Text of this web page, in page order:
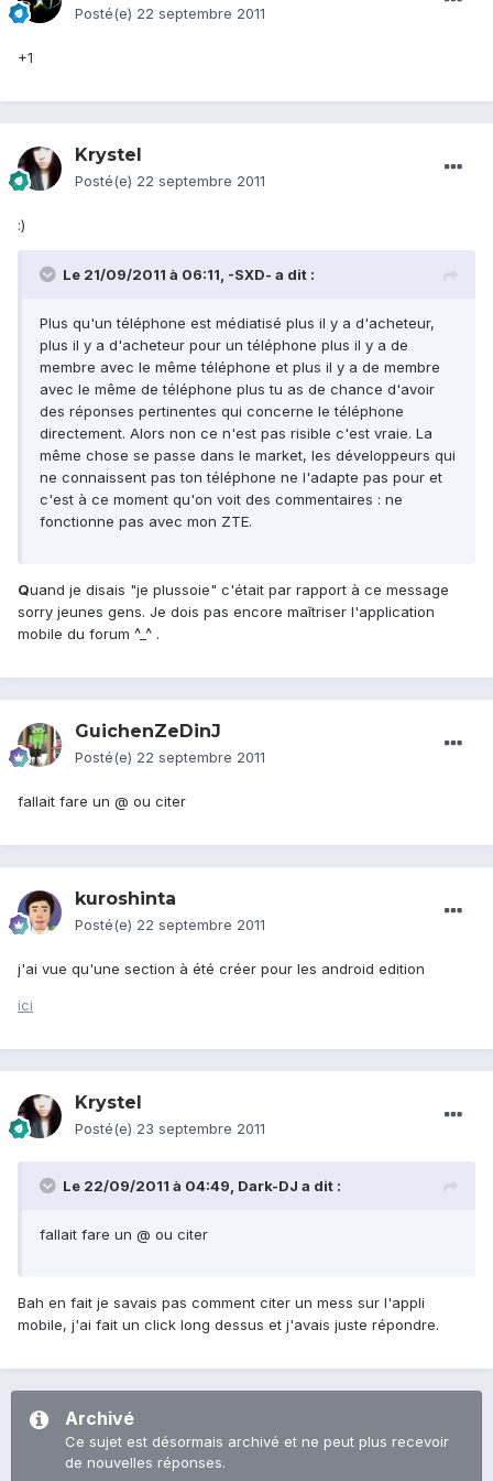
Posté(e) 22 septembre 2011
+1
Krystel
Posté(e) 22 septembre 2011
:)
Le 21/09/2011 à 06:11, -SXD- a dit :
Plus qu'un téléphone est médiatisé plus il y a d'acheteur,
plus il y a d'acheteur pour un téléphone plus il y a de
membre avec le même téléphone et plus il y a de membre
avec le même de téléphone plus tu as de chance d'avoir
des réponses pertinentes qui concerne le téléphone
directement. Alors non ce n'est pas risible c'est vraie. La
même chose se passe dans le market, les développeurs qui
ne connaissent pas ton téléphone ne l'adapte pas pour et
c'est à ce moment qu'on voit des commentaires : ne
fonctionne pas avec mon ZTE.
Quand je disais "je plussoie" c'était par rapport à ce message
sorry jeunes gens. Je dois pas encore maîtriser l'application
mobile du forum ^_^ .
GuichenZeDinJ
Posté(e) 22 septembre 2011
fallait fare un @ ou citer
kuroshinta
Posté(e) 22 septembre 2011
j'ai vue qu'une section à été créer pour les android edition
ici
Krystel
Posté(e) 23 septembre 2011
Le 22/09/2011 à 04:49, Dark-DJ a dit :
fallait fare un @ ou citer
Bah en fait je savais pas comment citer un mess sur l'appli
mobile, j'ai fait un click long dessus et j'avais juste répondre.
Archivé
Ce sujet est désormais archivé et ne peut plus recevoir
de nouvelles réponses.